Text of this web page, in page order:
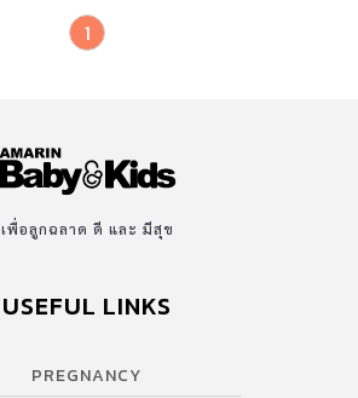
1
เพื่อลูกฉลาด ดี และ มีสุข
USEFUL LINKS
PREGNANCY